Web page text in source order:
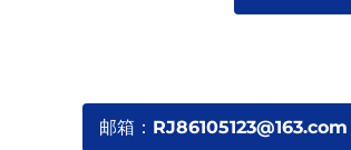
邮箱：RJ86105123@163.com